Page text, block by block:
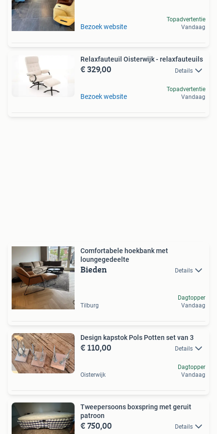
Bezoek website
Topadvertentie
Vandaag
Relaxfauteuil Oisterwijk - relaxfauteuils
€ 329,00 Details
Bezoek website
Topadvertentie
Vandaag
Comfortabele hoekbank met
loungegedeelte
Bieden Details
Tilburg
Dagtopper
Vandaag
Design kapstok Pols Potten set van 3
€ 110,00 Details
Oisterwijk
Dagtopper
Vandaag
Tweepersoons boxspring met geruit
patroon
€ 750,00 Details